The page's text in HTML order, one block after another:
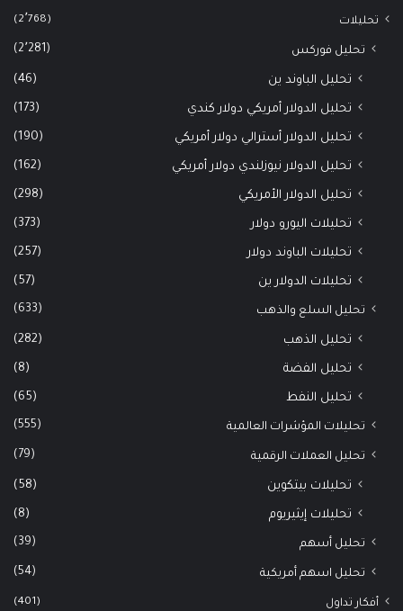
تحليلات (2٬768)
تحليل فوركس (2٬281)
تحليل الباوند ين (46)
تحليل الدولار أمريكي دولار كندي (173)
تحليل الدولار أسترالي دولار أمريكي (190)
تحليل الدولار نيوزلندي دولار أمريكي (162)
تحليل الدولار الأمريكي (298)
تحليلات اليورو دولار (373)
تحليلات الباوند دولار (257)
تحليلات الدولار ين (57)
تحليل السلع والذهب (633)
تحليل الذهب (282)
تحليل الفضة (8)
تحليل النفط (65)
تحليلات المؤشرات العالمية (555)
تحليل العملات الرقمية (79)
تحليلات بيتكوين (58)
تحليلات إيثيريوم (8)
تحليل أسهم (39)
تحليل اسهم أمريكية (54)
أفكار تداول (401)